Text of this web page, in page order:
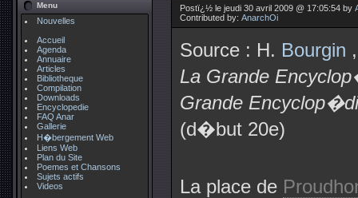
Menu
Nouvelles
Accueil
Agenda
Annuaire
Articles
Bibliotheque
Compilation
Downloads
Encyclopedie
FAQ Anar
Gallerie
H�bergement Web
Liens Web
Plan du Site
Poemes et Chansons
Sujets actifs
Videos
Postï¿½ le jeudi 30 avril 2009 @ 17:05:54 by
Contributed by: AnarchOi
Source : H. Bourgin
La Grande
Grande
(d�but 20e)
La place de